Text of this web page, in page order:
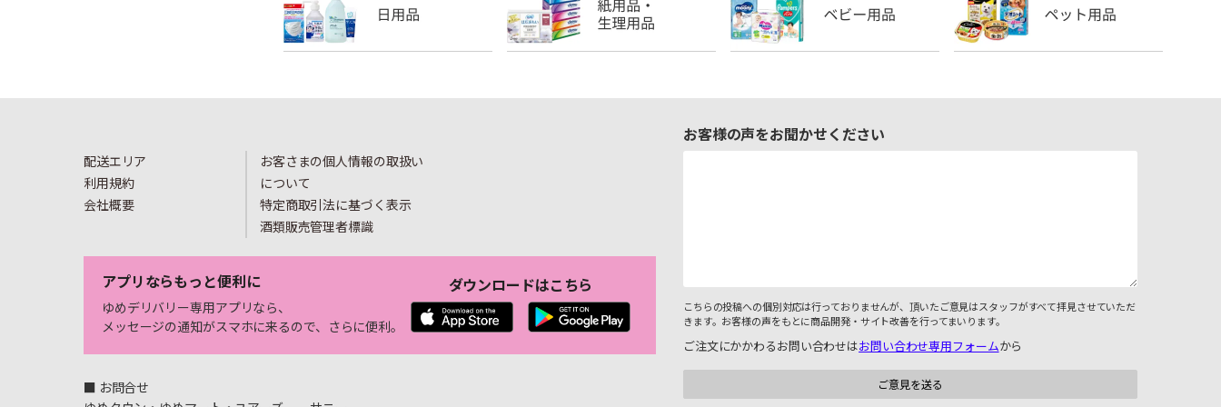
配送エリア
利用規約
会社概要
お客さまの個人情報の取扱い
について
特定商取引法に基づく表示
酒類販売管理者標識
アプリならもっと便利に
ゆめデリバリー専用アプリなら、
メッセージの通知がスマホに来るので、さらに便利。
ダウンロードはこちら
■ お問合せ
お客様の声をお聞かせください
こちらの投稿への個別対応は行っておりませんが、頂いたご意見はスタッフがすべて拝見させていただ
きます。お客様の声をもとに商品開発・サイト改善を行ってまいります。
ご注文にかかわるお問い合わせはお問い合わせ専用フォームから